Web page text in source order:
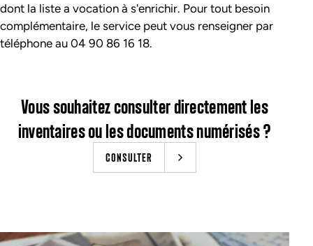
dont la liste a vocation à s'enrichir. Pour tout besoin
complémentaire, le service peut vous renseigner par
téléphone au 04 90 86 16 18.
Vous souhaitez consulter directement les
inventaires ou les documents numérisés ?
CONSULTER